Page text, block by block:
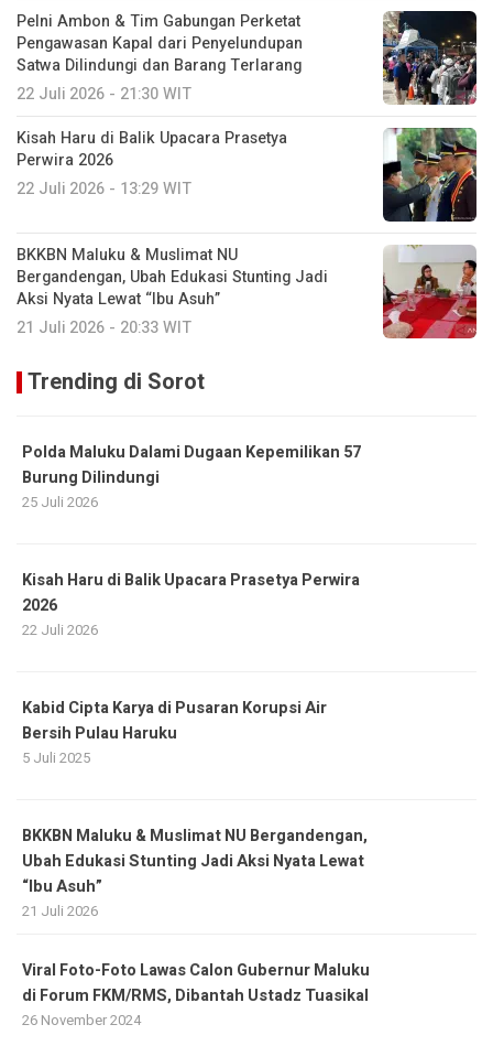
Pelni Ambon & Tim Gabungan Perketat
Pengawasan Kapal dari Penyelundupan
Satwa Dilindungi dan Barang Terlarang
22 Juli 2026 - 21:30 WIT
Kisah Haru di Balik Upacara Prasetya
Perwira 2026
22 Juli 2026 - 13:29 WIT
BKKBN Maluku & Muslimat NU
Bergandengan, Ubah Edukasi Stunting Jadi
Aksi Nyata Lewat “Ibu Asuh”
21 Juli 2026 - 20:33 WIT
Trending di Sorot
Polda Maluku Dalami Dugaan Kepemilikan 57
Burung Dilindungi
25 Juli 2026
Kisah Haru di Balik Upacara Prasetya Perwira
2026
22 Juli 2026
Kabid Cipta Karya di Pusaran Korupsi Air
Bersih Pulau Haruku
5 Juli 2025
BKKBN Maluku & Muslimat NU Bergandengan,
Ubah Edukasi Stunting Jadi Aksi Nyata Lewat
“Ibu Asuh”
21 Juli 2026
Viral Foto-Foto Lawas Calon Gubernur Maluku
di Forum FKM/RMS, Dibantah Ustadz Tuasikal
26 November 2024